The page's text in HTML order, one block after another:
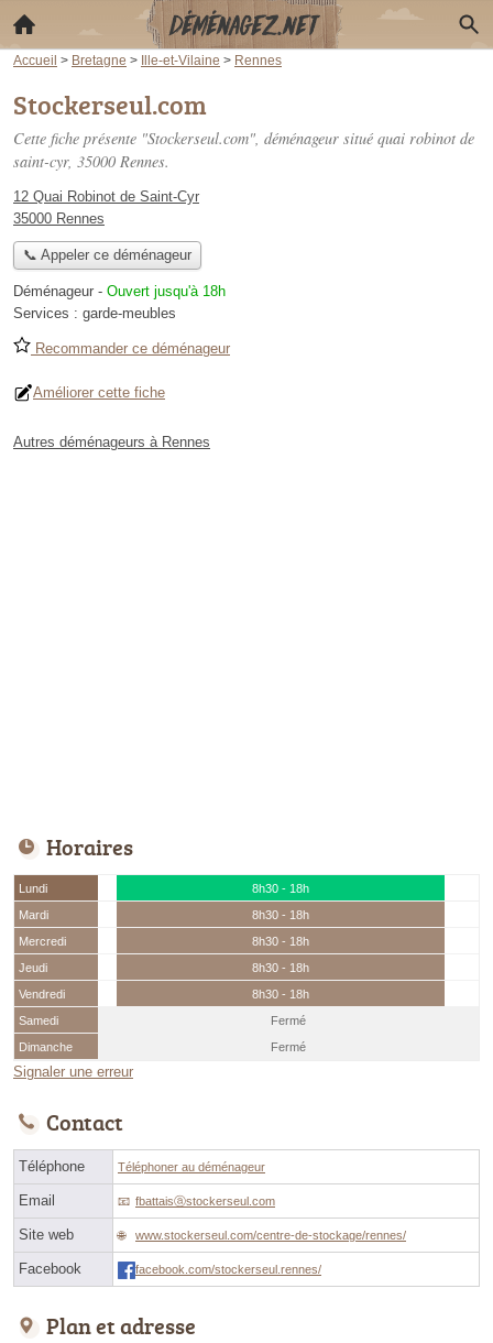
Accueil > Bretagne > Ille-et-Vilaine > Rennes
Stockerseul.com
Cette fiche présente "Stockerseul.com", déménageur situé quai robinot de
saint-cyr, 35000 Rennes.
12 Quai Robinot de Saint-Cyr
35000 Rennes
📞 Appeler ce déménageur
Déménageur - Ouvert jusqu'à 18h
Services : garde-meubles
Recommander ce déménageur
Améliorer cette fiche
Autres déménageurs à Rennes
Horaires
Lundi
8h30 - 18h
Mardi
8h30 - 18h
Mercredi
8h30 - 18h
Jeudi
8h30 - 18h
Vendredi
8h30 - 18h
Samedi
Fermé
Dimanche
Fermé
Signaler une erreur
Contact
Téléphone Téléphoner au déménageur
Email fbattaisⓐstockerseul.com
Site web www.stockerseul.com/centre-de-stockage/rennes/
Facebook facebook.com/stockerseul.rennes/
Plan et adresse